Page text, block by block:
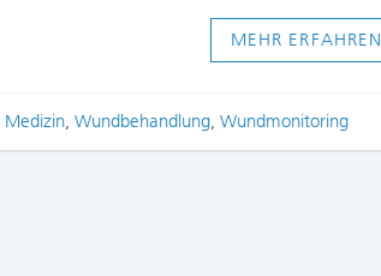
MEHR ERFAHREN
Medizin, Wundbehandlung, Wundmonitoring